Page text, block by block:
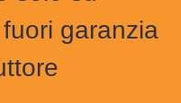
fuori garanzia